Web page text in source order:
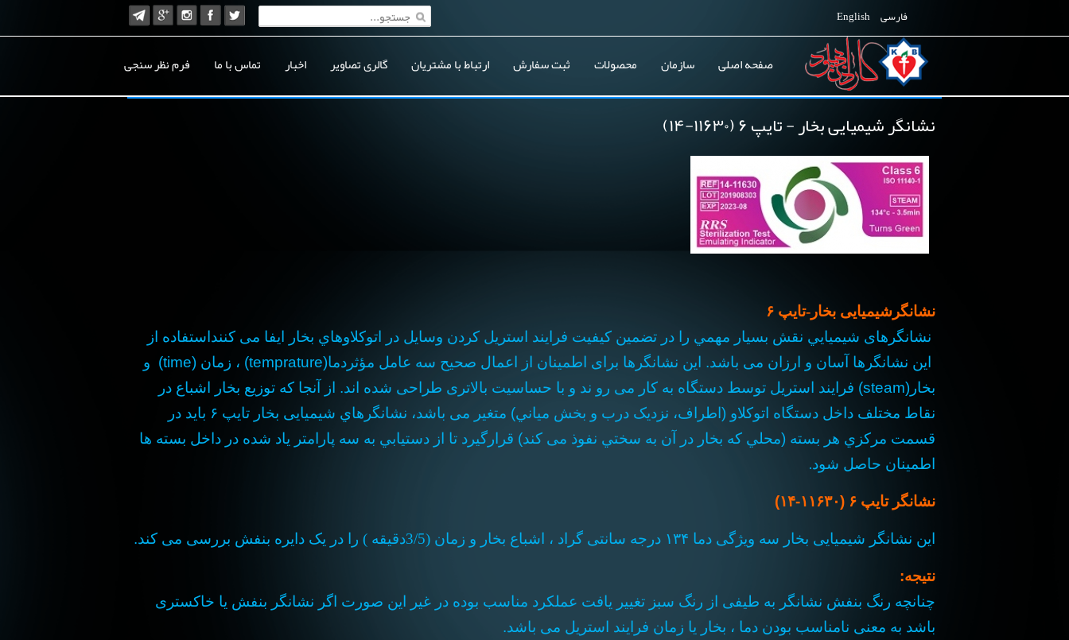
فارسی English
صفحه اصلی سازمان محصولات ثبت سفارش ارتباط با مشتریان گالری تصاویر اخبار تماس با ما فرم نظر سنجی
نشانگر شیمیایی بخار - تایپ ۶ (۱۱۶۳۰-۱۴)
نشانگرشیمیایی بخار-تایپ ۶
نشانگرهای شيميايي نقش بسيار مهمي را در تضمين کيفيت فرايند استریل کردن وسايل در اتوکلاوهاي بخار ايفا می کنند استفاده از
(temprature) ، زمان (time) و
بخار(steam)
فرایند استریل توسط دستگاه به کار می رو ند و با حساسیت بالاتری طراحی شده اند. از آنجا که توزيع بخار اشباع در
نقاط مختلف داخل دستگاه اتوکلاو (اطراف، نزديک درب و بخش مياني) متغير می باشد، نشانگرهاي شيميايی بخار
تایپ ۶ باید در
قسمت مرکزي هر بسته (محلي که بخار در آن به سختي نفوذ می کند) قرارگيرد تا از دستيابي به سه پارامتر ياد شده در داخل بسته ها
اطمينان حاصل شود.
نشانگر تایپ ۶ (۱۱۶۳۰-۱۴)
این نشانگر شیمیایی بخار سه ویژگی دما ۱۳۴ درجه سانتی گراد ، اشباع بخار و زمان (3/5دقیقه ) را در یک دایره بنفش بررسی می کند.
نتیجه:
چنانچه رنگ بنفش نشانگر به طیفی از رنگ سبز تغییر یافت عملکرد مناسب بوده در غیر این صورت اگر نشانگر بنفش یا خاکستری
باشد به معنی نامناسب بودن دما ، بخار یا زمان فرایند استریل می باشد.